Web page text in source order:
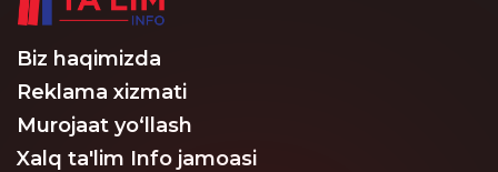
Biz haqimizda
Reklama xizmati
Murojaat yo‘llash
Xalq ta'lim Info jamoasi